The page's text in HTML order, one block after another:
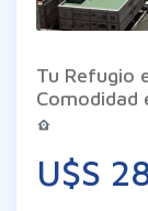
Tu Refugio
Comodidad en
exclusivo
donde la
calidez del hogar. Al
U$S